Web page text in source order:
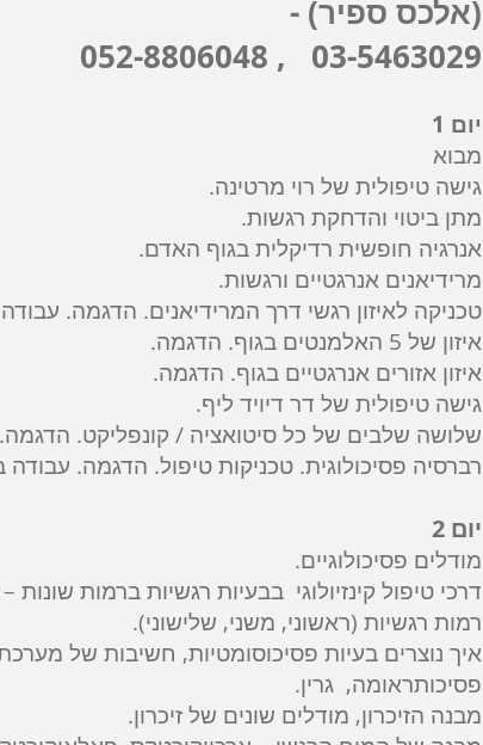
(אלכס ספיר) -
03-5463029 , 052-8806048
יום 1
מבוא
גישה טיפולית של רוי מרטינה.
מתן ביטוי והדחקת רגשות.
אנרגיה חופשית רדיקלית בגוף האדם.
מרידיאנים אנרגטיים ורגשות.
טכניקה לאיזון רגשי דרך המרידיאנים. הדגמה. עבודה
איזון של 5 האלמנטים בגוף. הדגמה.
איזון אזורים אנרגטיים בגוף. הדגמה.
גישה טיפולית של דר דיויד ליף.
שלושה שלבים של כל סיטואציה / קונפליקט. הדגמה.
רברסיה פסיכולוגית. טכניקות טיפול. הדגמה. עבודה
יום 2
מודלים פסיכולוגיים.
דרכי טיפול קינזיולוגי בבעיות רגשיות ברמות
רמות רגשיות (ראשוני, משני, שלישוני).
איך נוצרים בעיות פסיכוסומטיות, חשיבות של
פסיכותראומה, גרין.
מבנה הזיכרון, מודלים שונים של זיכרון.